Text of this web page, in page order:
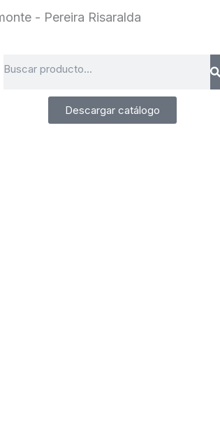
- Pereira Risaralda
Descargar catálogo